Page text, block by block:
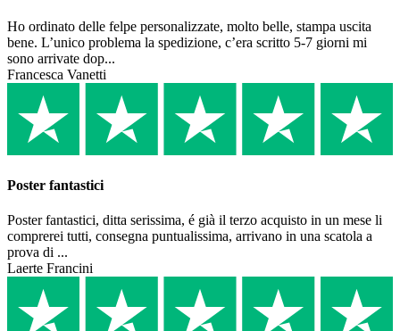
Ho ordinato delle felpe personalizzate, molto belle, stampa uscita
bene. L’unico problema la spedizione, c’era scritto 5-7 giorni mi
sono arrivate dop...
Francesca Vanetti
Poster fantastici
Poster fantastici, ditta serissima, é già il terzo acquisto in un mese li
comprerei tutti, consegna puntualissima, arrivano in una scatola a
prova di ...
Laerte Francini